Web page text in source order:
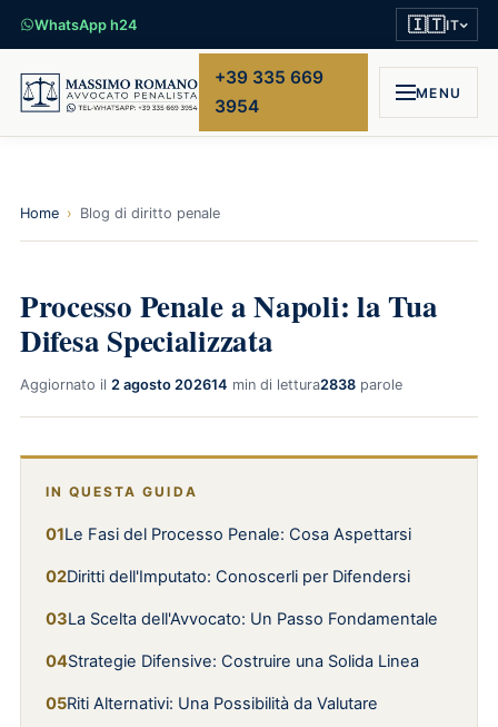
WhatsApp h24 🇮🇹IT
+39 335 669
3954
MENU
Home › Blog di diritto penale
Processo Penale a Napoli: la Tua
Difesa Specializzata
Aggiornato il 2 agosto 202614 min di lettura2838 parole
IN QUESTA GUIDA
Le Fasi del Processo Penale: Cosa Aspettarsi
Diritti dell'Imputato: Conoscerli per Difendersi
La Scelta dell'Avvocato: Un Passo Fondamentale
Strategie Difensive: Costruire una Solida Linea
Riti Alternativi: Una Possibilità da Valutare